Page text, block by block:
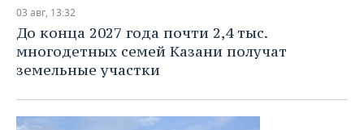
НЕФТЕХИМИЯ
НЕФТЬ
ОПК
ЭНЕРГЕТИКА
РОЗНИЧНАЯ ТОРГОВЛЯ
ТРАНСПОРТ
УСЛУГИ
НОВОСТИ ТЕХНОЛОГИЙ
IT
МЕДИА
МЕРОПРИЯТИЯ
НОВОСТИ МЕРОПРИЯТИЙ
ВЫЕЗДНАЯ РЕДАКЦИЯ
СПОРТ
НОВОСТИ СПОРТА
ОБЩЕСТВО
03 авг, 13:32
До конца 2027 года почти 2,4 тыс.
многодетных семей Казани получат
земельные участки